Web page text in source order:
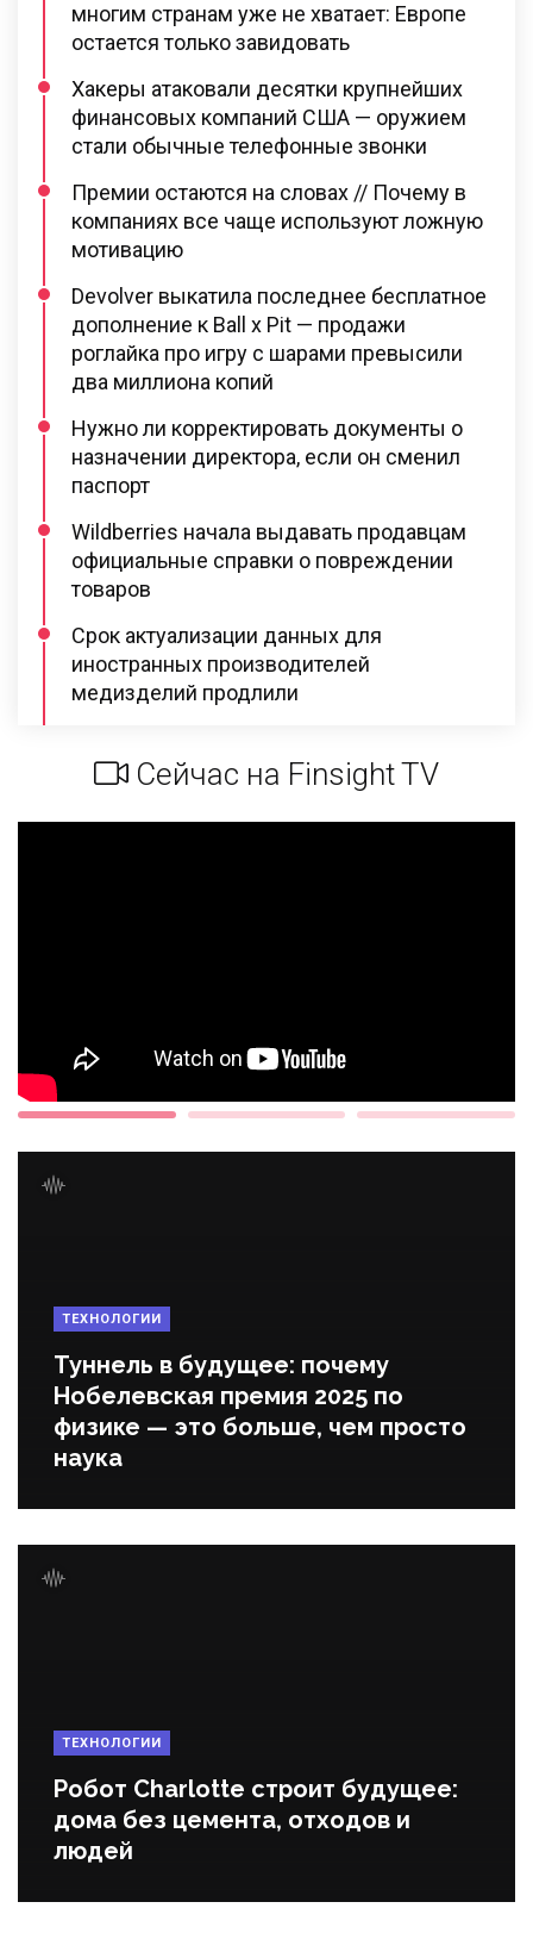
многим странам уже не хватает: Европе
остается только завидовать
Хакеры атаковали десятки крупнейших
финансовых компаний США — оружием
стали обычные телефонные звонки
Премии остаются на словах // Почему в
компаниях все чаще используют ложную
мотивацию
Devolver выкатила последнее бесплатное
дополнение к Ball x Pit — продажи
роглайка про игру с шарами превысили
два миллиона копий
Нужно ли корректировать документы о
назначении директора, если он сменил
паспорт
Wildberries начала выдавать продавцам
официальные справки о повреждении
товаров
Срок актуализации данных для
иностранных производителей
медизделий продлили
Сейчас на Finsight TV
ТЕХНОЛОГИИ
Туннель в будущее: почему
Нобелевская премия 2025 по
физике — это больше, чем просто
наука
ТЕХНОЛОГИИ
Робот Charlotte строит будущее:
дома без цемента, отходов и
людей